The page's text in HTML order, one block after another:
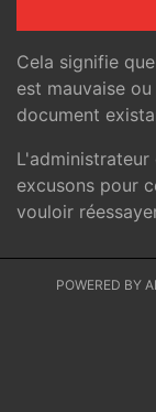
Cela signifie
est mauvaise
document
excusons pour
vouloir
POWERED BY